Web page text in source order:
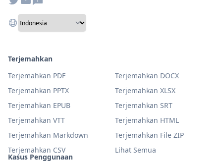
Kasus Penggunaan
Terjemahkan
Terjemahkan PDF
Terjemahkan DOCX
Terjemahkan PPTX
Terjemahkan XLSX
Terjemahkan EPUB
Terjemahkan SRT
Terjemahkan VTT
Terjemahkan HTML
Terjemahkan Markdown
Terjemahkan File ZIP
Terjemahkan CSV
Lihat Semua